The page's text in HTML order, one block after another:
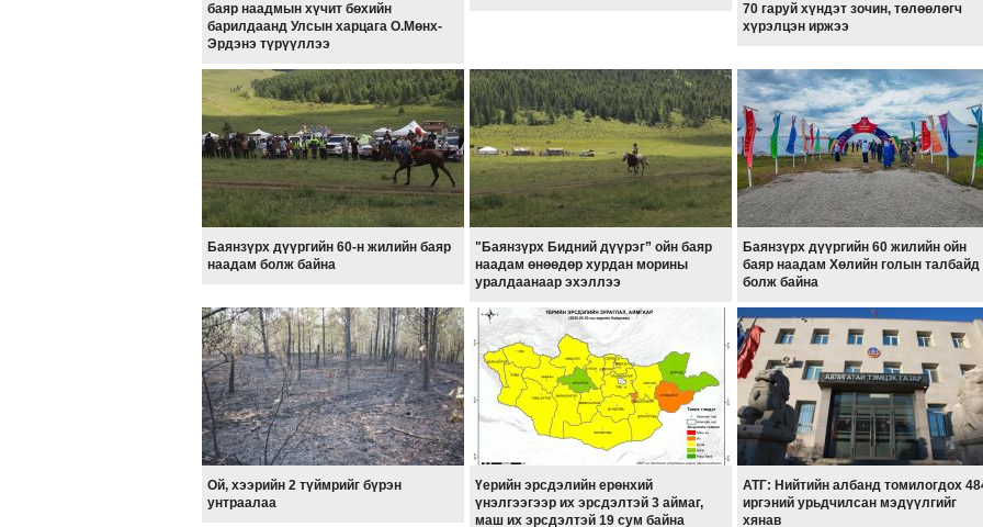
баяр наадмын хүчит бөхийн
барилдаанд Улсын харцага О.Мөнх-
Эрдэнэ түрүүллээ
70 гаруй хүндэт зочин, төлөөлөгч
хүрэлцэн иржээ
Баянзүрх дүүргийн 60-н жилийн баяр
наадам болж байна
"Баянзүрх Бидний дүүрэг” ойн баяр
наадам өнөөдөр хурдан морины
уралдаанаар эхэллээ
Баянзүрх дүүргийн 60 жилийн ойн
баяр наадам Хөлийн голын талбайд
болж байна
Ой, хээрийн 2 түймрийг бүрэн
унтраалаа
Үерийн эрсдэлийн ерөнхий
үнэлгээгээр их эрсдэлтэй 3 аймаг,
маш их эрсдэлтэй 19 сум байна
АТГ: Нийтийн албанд томилогдох
иргэний урьдчилсан мэдүүлгийг
хянав